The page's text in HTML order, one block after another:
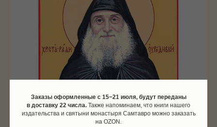
Заказы оформленные c 15−21 июля, будут переданы
в доставку 22 числа. Также напоминаем, что книги нашего
издательства и святыни монастыря Самтавро можно заказать
на OZON.